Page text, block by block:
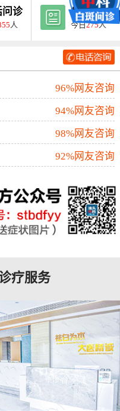
问诊
人
病例报告
今日275人
96%网友咨询
94%网友咨询
98%网友咨询
92%网友咨询
疗服务